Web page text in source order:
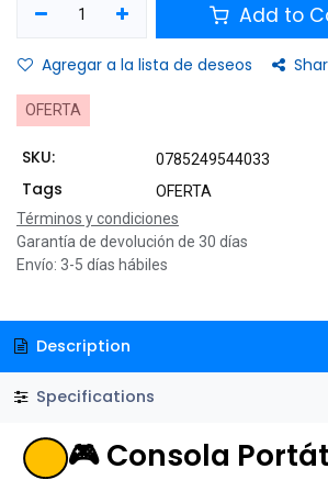
Add to
Agregar a la lista de deseos
OFERTA
SKU: 0785249544033
Tags
OFERTA
Términos y condiciones
Garantía de devolución de 30 días
Envío: 3-5 días hábiles
Description
Specifications
🎮 Consola